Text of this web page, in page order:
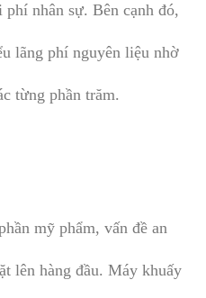
nhân sự. Bên cạnh đó,
lãng phí nguyên liệu nhờ
từng phần trăm.
mỹ phẩm, vấn đề an
lên hàng đầu. Máy khuấy